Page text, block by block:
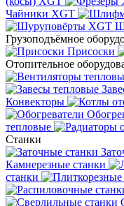
Чайники XGT
Грузоподъёмное
Присоски
Отопительное
Конвекторы
тепловые
Станки
Камнерезные станки
станки